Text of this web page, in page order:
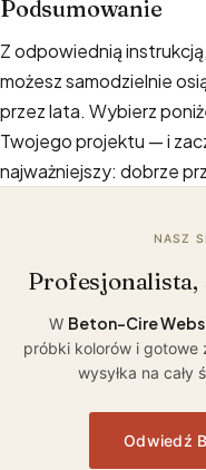
Podsumowanie
Z odpowiednią
możesz samodzielnie
przez lata. Wybierz
Twojego projektu — i
najważniejszy: dobrze
NASZ
Profesjonalista,
W Beton-Cire
próbki kolorów i gotowe
wysyłka na cały
Odwiedź